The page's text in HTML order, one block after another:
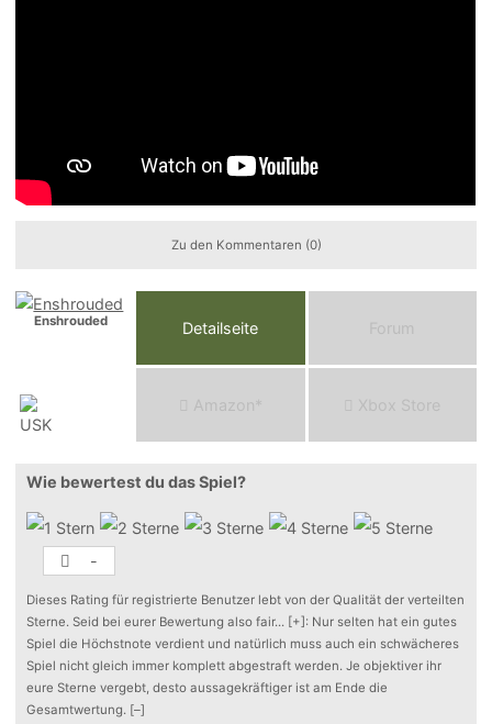
Zu den Kommentaren (0)
Enshrouded Detailseite Forum
Ama o n* Xbox Store
Wie bewertest du das Spiel?
-
Dieses Rating für registrierte Benutzer lebt von der Qualität der verteilten
Sterne. Seid bei eurer Bewertung also fair... [+] : Nur selten hat ein gutes
Spiel die Höchstnote verdient und natürlich muss auch ein schwächeres
Spiel nicht gleich immer komplett abgestraft werden. Je objektiver ihr
eure Sterne vergebt, desto aussagekräftiger ist am Ende die
Gesamtwertung. [–]